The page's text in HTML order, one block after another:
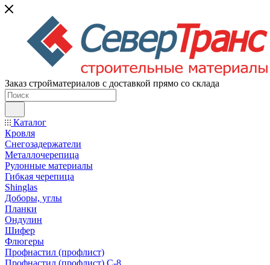
Заказ стройматериалов с доставкой прямо со склада
Каталог
Кровля
Снегозадержатели
Металлочерепица
Рулонные материалы
Гибкая черепица
Shinglas
Доборы, углы
Планки
Ондулин
Шифер
Флюгеры
Профнастил (профлист)
Профнастил (профлист) С-8